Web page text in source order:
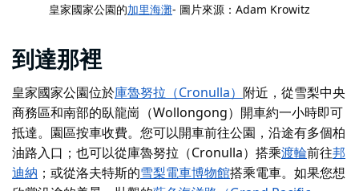
皇家國家公園的加里海灘- 圖片來源：Adam Krowitz
到達那裡
皇家國家公園位於庫魯努拉（Cronulla） 附近，從雪梨中央
商務區和南部的臥龍崗（Wollongong）開車約一小時即可
抵達。園區按車收費。您可以開車前往公園，沿途有多個柏
油路入口；也可以從庫魯努拉（Cronulla）搭乘渡輪前往邦
迪納 ；或從洛夫特斯的雪梨電車博物館搭乘電車。如果您想